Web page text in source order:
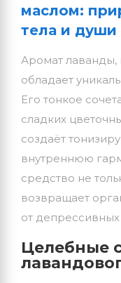
маслом:
тела и души
Аромат
обладает
Его тонкое
сладких
создаёт
внутреннюю
средство не
возвращает
от
Целебные